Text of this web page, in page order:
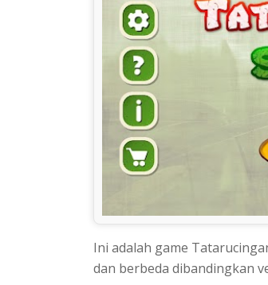
Ini adalah game
dan berbeda dibandingkan